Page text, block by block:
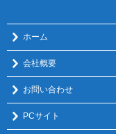
ホーム
会社概要
お問い合わせ
PCサイト